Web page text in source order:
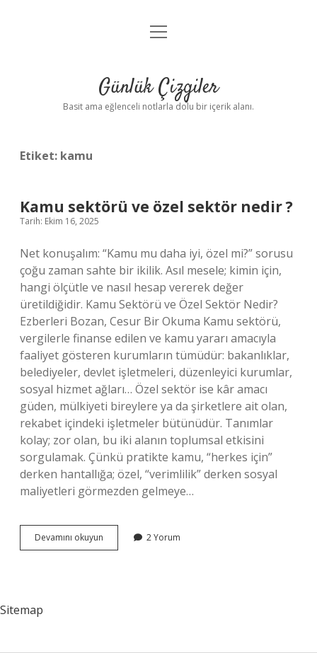
Anasayfa
Yasal Uyarı
menüyü
Günlük Çizgiler
Basit ama eğlenceli notlarla dolu bir içerik alanı.
Etiket: kamu
Kamu sektörü ve özel sektör nedir ?
Tarih: Ekim 16, 2025
Net konuşalım: “Kamu mu daha iyi, özel mi?” sorusu
çoğu zaman sahte bir ikilik. Asıl mesele; kimin için,
hangi ölçütle ve nasıl hesap vererek değer
üretildiğidir. Kamu Sektörü ve Özel Sektör Nedir?
Ezberleri Bozan, Cesur Bir Okuma Kamu sektörü,
vergilerle finanse edilen ve kamu yararı amacıyla
faaliyet gösteren kurumların tümüdür: bakanlıklar,
belediyeler, devlet işletmeleri, düzenleyici kurumlar,
sosyal hizmet ağları… Özel sektör ise kâr amacı
güden, mülkiyeti bireylere ya da şirketlere ait olan,
rekabet içindeki işletmeler bütünüdür. Tanımlar
kolay; zor olan, bu iki alanın toplumsal etkisini
sorgulamak. Çünkü pratikte kamu, “herkes için”
derken hantallığa; özel, “verimlilik” derken sosyal
maliyetleri görmezden gelmeye…
Devamını okuyun
sektörü
2 Yorum
Sitemap